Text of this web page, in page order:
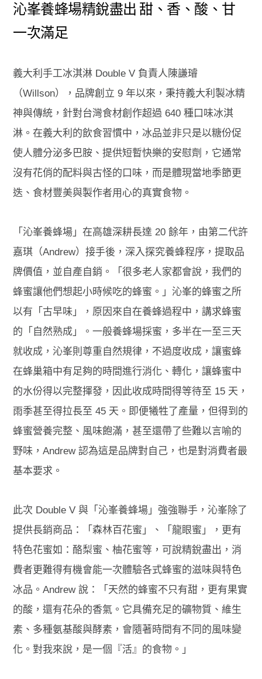
沁峯養蜂場精銳盡出 甜、香、酸、甘
一次滿足
義大利手工冰淇淋 Double V 負責人陳謙璿
（Willson），品牌創立 9 年以來，秉持義大利製冰精
神與傳統，針對台灣食材創作超過 640 種口味冰淇
淋。在義大利的飲食習慣中，冰品並非只是以糖份促
使人體分泌多巴胺、提供短暫快樂的安慰劑，它通常
沒有花俏的配料與古怪的口味，而是體現當地季節更
迭、食材豐美與製作者用心的真實食物。
「沁峯養蜂場」在高雄深耕長達 20 餘年，由第二代許
嘉琪（Andrew）接手後，深入探究養蜂程序，提取品
牌價值，並自產自銷。「很多老人家都會說，我們的
蜂蜜讓他們想起小時候吃的蜂蜜。」沁峯的蜂蜜之所
以有「古早味」，原因來自在養蜂過程中，講求蜂蜜
的「自然熟成」。一般養蜂場採蜜，多半在一至三天
就收成，沁峯則尊重自然規律，不過度收成，讓蜜蜂
在蜂巢箱中有足夠的時間進行消化、轉化，讓蜂蜜中
的水份得以完整揮發，因此收成時間得等待至 15 天，
雨季甚至得拉長至 45 天。即便犧牲了產量，但得到的
蜂蜜營養完整、風味飽滿，甚至還帶了些難以言喻的
野味，Andrew 認為這是品牌對自己，也是對消費者最
基本要求。
此次 Double V 與「沁峯養蜂場」強強聯手，沁峯除了
提供長銷商品：「森林百花蜜」、「龍眼蜜」，更有
特色花蜜如：酪梨蜜、柚花蜜等，可說精銳盡出，消
費者更難得有機會能一次體驗各式蜂蜜的滋味與特色
冰品。Andrew 說：「天然的蜂蜜不只有甜，更有果實
的酸，還有花朵的香氣。它具備充足的礦物質、維生
素、多種氨基酸與酵素，會隨著時間有不同的風味變
化。對我來說，是一個『活』的食物。」